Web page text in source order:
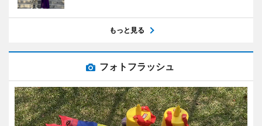
もっと見る
フォトフラッシュ